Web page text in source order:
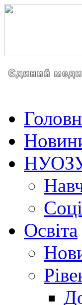
Освіта